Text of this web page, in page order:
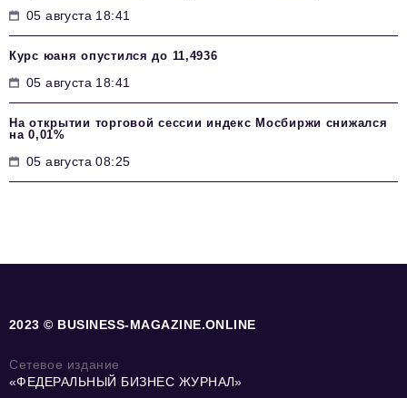
05 августа 18:41
Курс юаня опустился до 11,4936
05 августа 18:41
На открытии торговой сессии индекс Мосбиржи снижался
на 0,01%
05 августа 08:25
2023 © BUSINESS-MAGAZINE.ONLINE
Сетевое издание
«ФЕДЕРАЛЬНЫЙ БИЗНЕС ЖУРНАЛ»